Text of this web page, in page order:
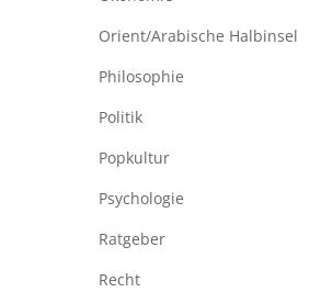
Orient/Arabische Halbinsel
Philosophie
Politik
Popkultur
Psychologie
Ratgeber
Recht